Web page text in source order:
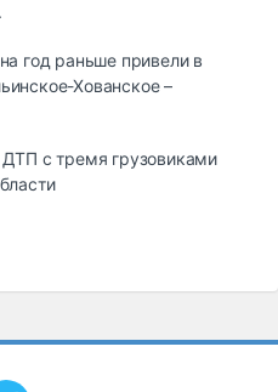
год раньше привели в
Хованское –
с тремя грузовиками